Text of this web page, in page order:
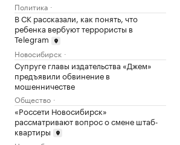
Политика
В СК рассказали, как понять, что
ребенка вербуют террористы в
Telegram
Новосибирск
Супруге главы издательства «Джем»
предъявили обвинение в
мошенничестве
Общество
«Россети Новосибирск»
рассматривают вопрос о смене штаб-
квартиры